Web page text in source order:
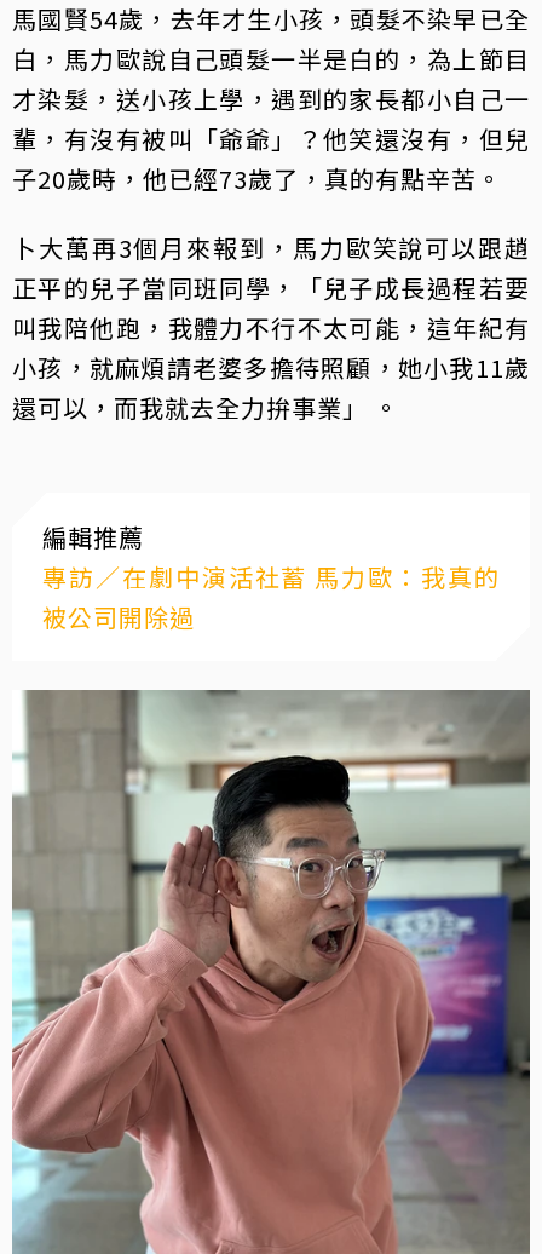
馬國賢54歲，去年才生小孩，頭髮不染早已全
白，馬力歐說自己頭髮一半是白的，為上節目
才染髮，送小孩上學，遇到的家長都小自己一
輩，有沒有被叫「爺爺」？他笑還沒有，但兒
子20歲時，他已經73歲了，真的有點辛苦。
卜大萬再3個月來報到，馬力歐笑說可以跟趙
正平的兒子當同班同學，「兒子成長過程若要
叫我陪他跑，我體力不行不太可能，這年紀有
小孩，就麻煩請老婆多擔待照顧，她小我11歲
還可以，而我就去全力拚事業」 。
編輯推薦
專訪／在劇中演活社蓄 馬力歐：我真的
被公司開除過